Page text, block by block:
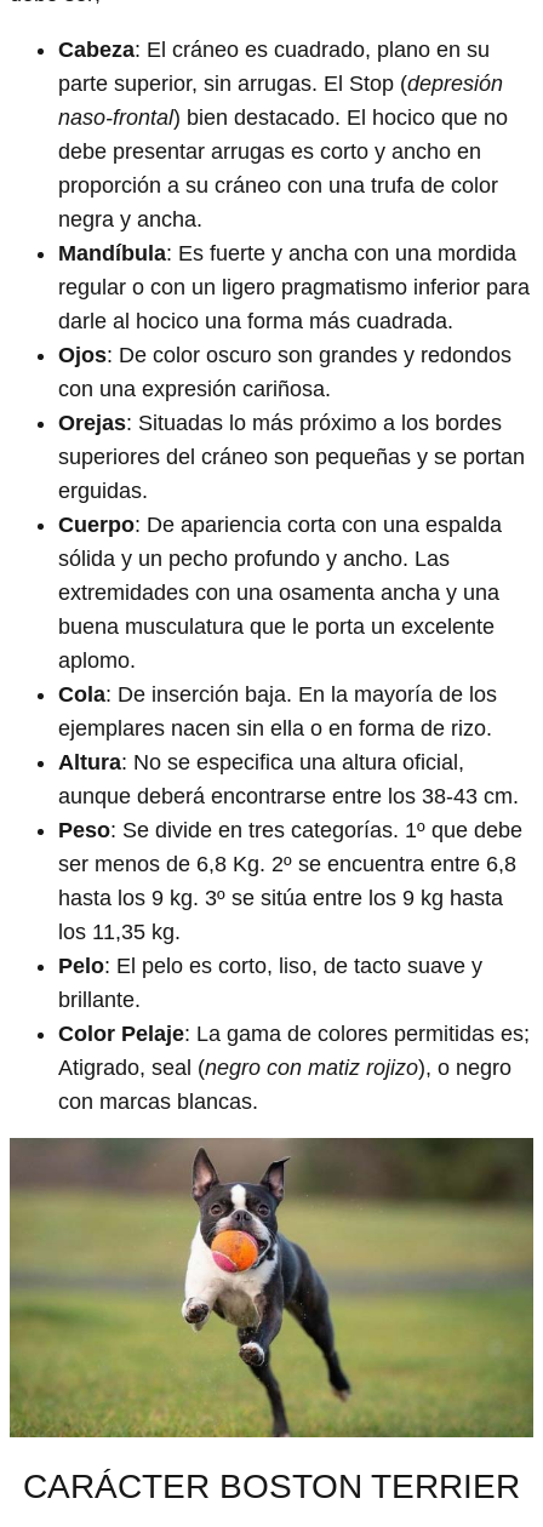
Cabeza: El cráneo es cuadrado, plano en su
parte superior, sin arrugas. El Stop (depresión
naso-frontal) bien destacado. El hocico que no
debe presentar arrugas es corto y ancho en
proporción a su cráneo con una trufa de color
negra y ancha.
Mandíbula: Es fuerte y ancha con una mordida
regular o con un ligero pragmatismo inferior para
darle al hocico una forma más cuadrada.
Ojos: De color oscuro son grandes y redondos
con una expresión cariñosa.
Orejas: Situadas lo más próximo a los bordes
superiores del cráneo son pequeñas y se portan
erguidas.
Cuerpo: De apariencia corta con una espalda
sólida y un pecho profundo y ancho. Las
extremidades con una osamenta ancha y una
buena musculatura que le porta un excelente
aplomo.
Cola: De inserción baja. En la mayoría de los
ejemplares nacen sin ella o en forma de rizo.
Altura: No se especifica una altura oficial,
aunque deberá encontrarse entre los 38-43 cm.
Peso: Se divide en tres categorías. 1º que debe
ser menos de 6,8 Kg. 2º se encuentra entre 6,8
hasta los 9 kg. 3º se sitúa entre los 9 kg hasta
los 11,35 kg.
Pelo: El pelo es corto, liso, de tacto suave y
brillante.
Color Pelaje: La gama de colores permitidas es;
Atigrado, seal (negro con matiz rojizo), o negro
con marcas blancas.
CARÁCTER BOSTON TERRIER